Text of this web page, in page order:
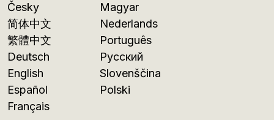
Česky
简体中文
繁體中文
Deutsch
English
Español
Français
Magyar
Nederlands
Português
Русский
Slovenščina
Polski